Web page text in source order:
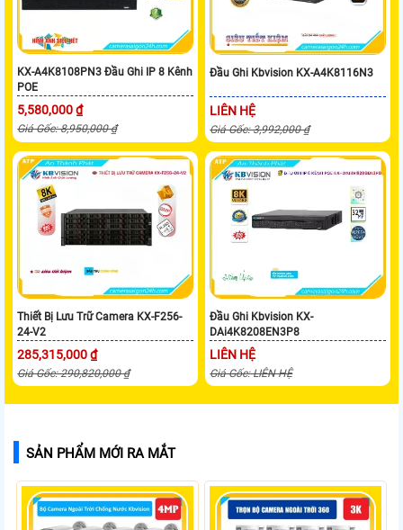
KX-A4K8108PN3 Đầu Ghi IP 8 Kênh
POE
5,580,000 ₫
Giá Gốc: 8,950,000 ₫
Đầu Ghi Kbvision KX-A4K8116N3
LIÊN HỆ
Giá Gốc: 3,992,000 ₫
Thiết Bị Lưu Trữ Camera KX-F256-
24-V2
285,315,000 ₫
Giá Gốc: 290,820,000 ₫
Đầu Ghi Kbvision KX-
DAi4K8208EN3P8
LIÊN HỆ
Giá Gốc: LIÊN HỆ
SẢN PHẨM MỚI RA MẮT